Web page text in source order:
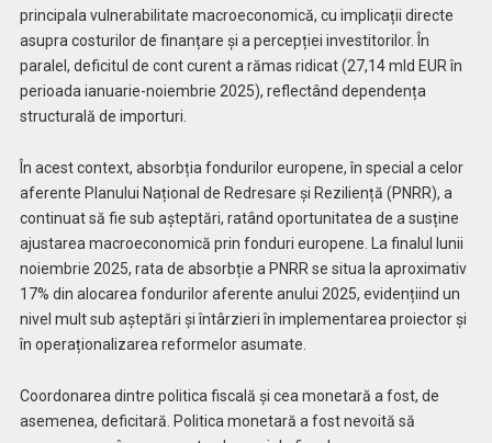
principala vulnerabilitate macroeconomică, cu implicații directe
asupra costurilor de finanțare și a percepției investitorilor. În
paralel, deficitul de cont curent a rămas ridicat (27,14 mld EUR în
perioada ianuarie-noiembrie 2025), reflectând dependența
structurală de importuri.
În acest context, absorbția fondurilor europene, în special a celor
aferente Planului Național de Redresare și Reziliență (PNRR), a
continuat să fie sub așteptări, ratând oportunitatea de a susține
ajustarea macroeconomică prin fonduri europene. La finalul lunii
noiembrie 2025, rata de absorbție a PNRR se situa la aproximativ
17% din alocarea fondurilor aferente anului 2025, evidențiind un
nivel mult sub așteptări și întârzieri în implementarea proiector și
în operaționalizarea reformelor asumate.
Coordonarea dintre politica fiscală și cea monetară a fost, de
asemenea, deficitară. Politica monetară a fost nevoită să